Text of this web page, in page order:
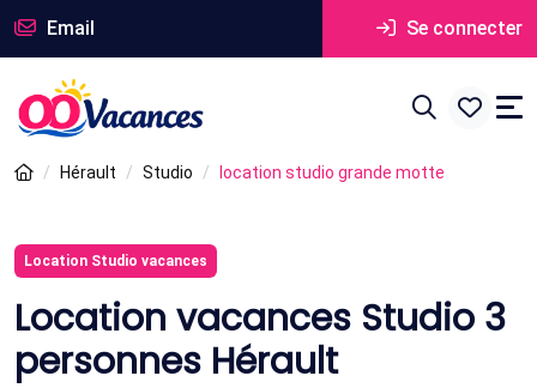
Email Se connecter
Hérault Studio location studio grande motte
Location Studio vacances
Location vacances Studio 3
personnes Hérault